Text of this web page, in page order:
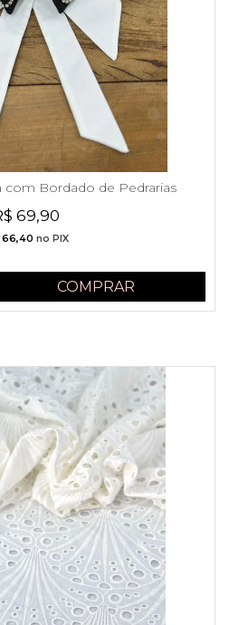
com Bordado de Pedrarias
69,90
66,40 no PIX
COMPRAR